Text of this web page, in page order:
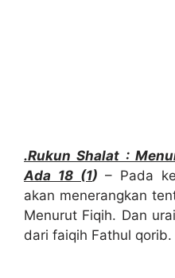
.Rukun Shalat :
Ada 18 (1) – Pada
akan menerangkan
Menurut Fiqih. Dan
dari faiqih Fathul qorib.